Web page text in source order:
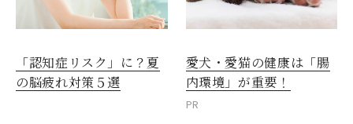
「認知症リスク」に？夏
の脳疲れ対策５選
愛犬・愛猫の健康は「腸
内環境」が重要！
PR